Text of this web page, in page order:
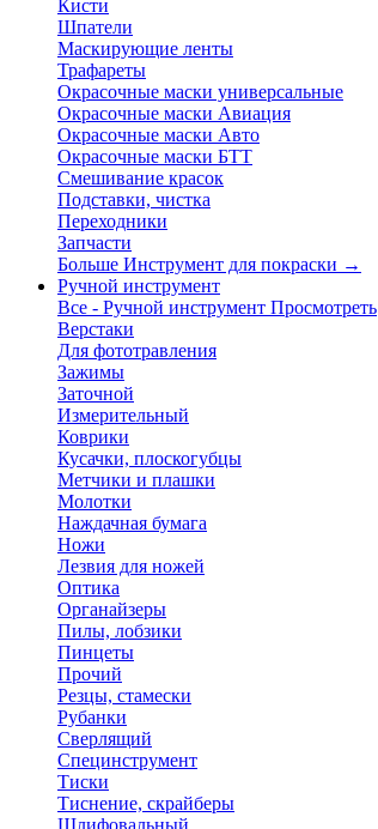
Кисти
Шпатели
Маскирующие ленты
Трафареты
Окрасочные маски универсальные
Окрасочные маски Авиация
Окрасочные маски Авто
Окрасочные маски БТТ
Смешивание красок
Подставки, чистка
Переходники
Запчасти
Больше Инструмент для покраски →
Ручной инструмент
Все - Ручной инструмент Просмотреть
Верстаки
Для фототравления
Зажимы
Заточной
Измерительный
Коврики
Кусачки, плоскогубцы
Метчики и плашки
Молотки
Наждачная бумага
Ножи
Лезвия для ножей
Оптика
Органайзеры
Пилы, лобзики
Пинцеты
Прочий
Резцы, стамески
Рубанки
Сверлящий
Специнструмент
Тиски
Тиснение, скрайберы
Шлифовальный